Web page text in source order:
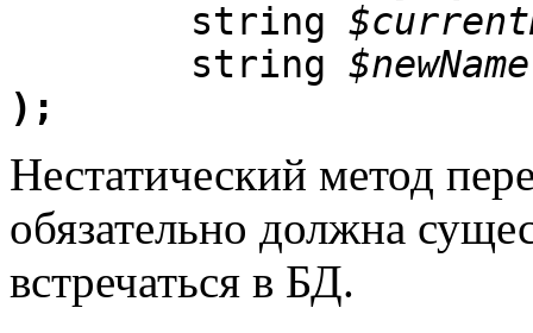
string
	string
$newName
);
Нестатический метод
обязательно должна
встречаться в БД.